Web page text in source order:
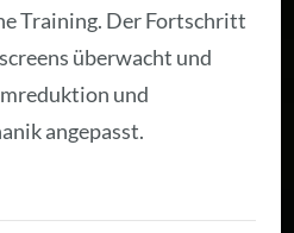
Training. Der Fortschritt
überwacht und
und
angepasst.